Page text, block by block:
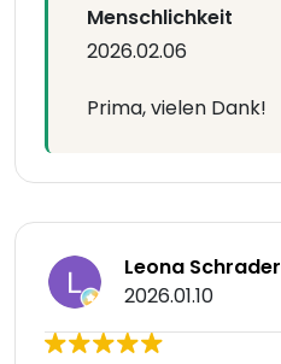
Menschlichkeit
2026.02.06
Prima, vielen Dank!
Leona Schrader
2026.01.10